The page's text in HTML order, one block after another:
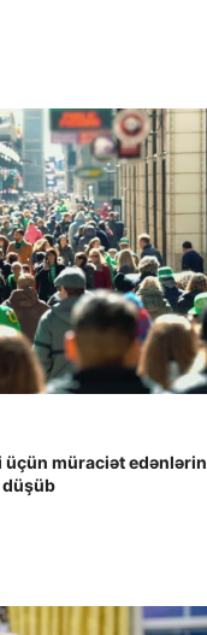
müraciət edənlərin
düşüb